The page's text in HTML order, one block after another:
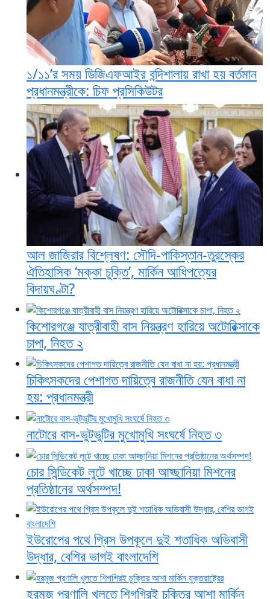
১/১১’র সময় ডিজিএফআইর বন্দিশালায় রাখা হয় বর্তমান
প্রধানমন্ত্রীকে: চিফ প্রসিকিউটর
আল জাজিরার বিশ্লেষণ: সৌদি-পাকিস্তান-তুরস্কের
ঐতিহাসিক ‘মক্কা চুক্তি’, মার্কিন আধিপত্যের
বিদায়ঘণ্টা?
কিশোরগঞ্জে যাত্রীবাহী বাস নিয়ন্ত্রণ হারিয়ে অটোরিক্সাকে
চাপা, নিহত ২
চিকিৎসকদের পেশাগত দায়িত্বে রাজনীতি যেন বাধা না
হয়: প্রধানমন্ত্রী
নাটোরে বাস-ভুটভুটির মুখোমুখি সংঘর্ষে নিহত ৩
চোর সিন্ডিকেট লুটে খাচ্ছে ঢাকা আহ্ছানিয়া মিশনের
প্রতিষ্ঠানের অর্থসম্পদ!
ইউরোপের পথে গ্রিস উপকূলে দুই শতাধিক অভিবাসী
উদ্ধার, বেশির ভাগই বাংলাদেশি
হরমুজ প্রণালি খুলতে শিগগিরই চুক্তির আশা মার্কিন